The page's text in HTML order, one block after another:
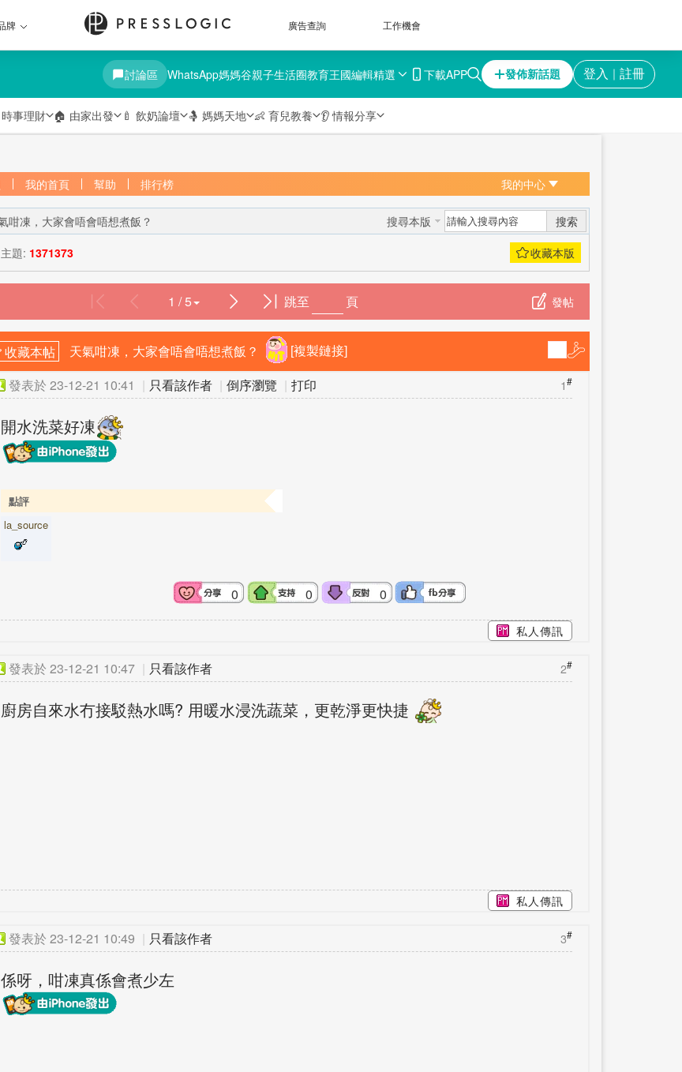
牌 廣告查詢 工作機會
討論區 WhatsApp媽媽谷親子生活圈教育王國編輯精選 下載APP 發佈新話題 登入 ｜ 註冊
時事理財 🏠 由家出發 🍼 飲奶論壇 🤱 媽媽天地 👶 育兒教養 👂 情報分享
我的中心
我的首頁 幫助 排行榜
搜尋本版 搜索
咁凍，大家會唔會唔想煮飯？
主題: 1371373
發帖
1 / 5 跳至 頁
天氣咁凍，大家會唔會唔想煮飯？ [複製鏈接]
1#
發表於 23-12-21 10:41 | 只看該作者 | 倒序瀏覽 | 打印
開水洗菜好凍
點評
la_source
0 0 0
私人傳訊
2#
發表於 23-12-21 10:47 | 只看該作者
廚房自來水冇接駁熱水嗎? 用暖水浸洗蔬菜，更乾淨更快捷
私人傳訊
3#
發表於 23-12-21 10:49 | 只看該作者
係呀，咁凍真係會煮少左